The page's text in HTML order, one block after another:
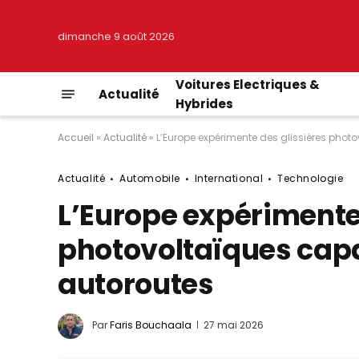
dimanche 9 août 2026
Actualité
Voitures Electriques &
Hybrides
Accueil » Actualité » L’Europe expérimente des glissières
Actualité Automobile International Technologie
L’Europe
photovoltaïques
autoroutes
ParFaris Bouchaala 27 mai 2026